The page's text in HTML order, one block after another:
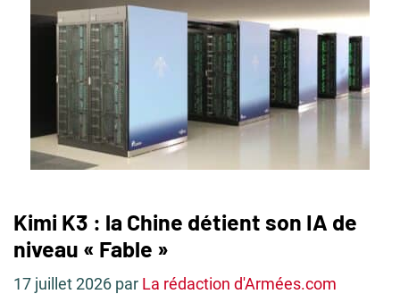
Kimi K3 : la Chine détient son IA de
niveau « Fable »
17 juillet 2026 par La rédaction d'Armées.com